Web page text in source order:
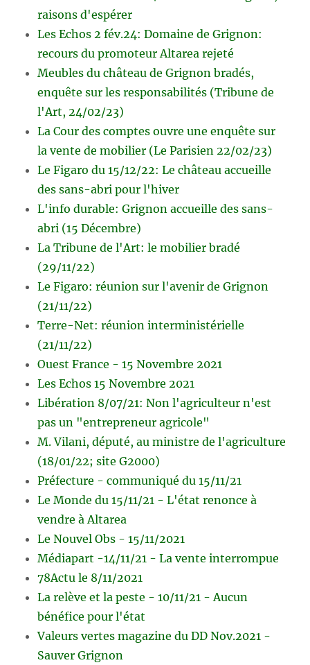
raisons d'espérer
Les Echos 2 fév.24: Domaine de Grignon:
recours du promoteur Altarea rejeté
Meubles du château de Grignon bradés,
enquête sur les responsabilités (Tribune de
l'Art, 24/02/23)
La Cour des comptes ouvre une enquête sur
la vente de mobilier (Le Parisien 22/02/23)
Le Figaro du 15/12/22: Le château accueille
des sans-abri pour l'hiver
L'info durable: Grignon accueille des sans-
abri (15 Décembre)
La Tribune de l'Art: le mobilier bradé
(29/11/22)
Le Figaro: réunion sur l'avenir de Grignon
(21/11/22)
Terre-Net: réunion interministérielle
(21/11/22)
Ouest France - 15 Novembre 2021
Les Echos 15 Novembre 2021
Libération 8/07/21: Non l'agriculteur n'est
pas un "entrepreneur agricole"
M. Vilani, député, au ministre de l'agriculture
(18/01/22; site G2000)
Préfecture - communiqué du 15/11/21
Le Monde du 15/11/21 - L'état renonce à
vendre à Altarea
Le Nouvel Obs - 15/11/2021
Médiapart -14/11/21 - La vente interrompue
78Actu le 8/11/2021
La relève et la peste - 10/11/21 - Aucun
bénéfice pour l'état
Valeurs vertes magazine du DD Nov.2021 -
Sauver Grignon